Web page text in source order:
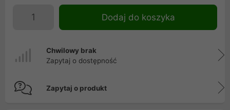
Dodaj do koszyka
Chwilowy brak
Zapytaj o dostępność
Zapytaj o produkt